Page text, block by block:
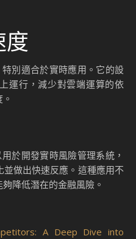
度
別適合於實時應用。它的設
運行，減少對雲端運算的依
於開發實時風險管理系統，
做出快速反應。這種應用不
降低潛在的金融風險。
A Deep Dive into